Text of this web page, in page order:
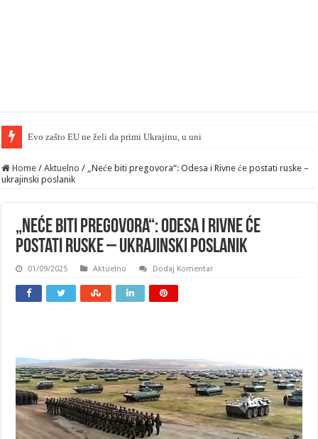
Evo zašto EU ne želi da primi Ukrajinu, u uniju… — FT
Home / Aktuelno / „Neće biti pregovora“: Odesa i Rivne će postati ruske –
ukrajinski poslanik
„Neće biti pregovora“: Odesa i Rivne će
postati ruske – ukrajinski poslanik
01/09/2025 Aktuelno Dodaj Komentar